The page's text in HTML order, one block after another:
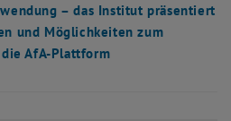
– das Institut präsentiert
und Möglichkeiten zum
AfA-Plattform